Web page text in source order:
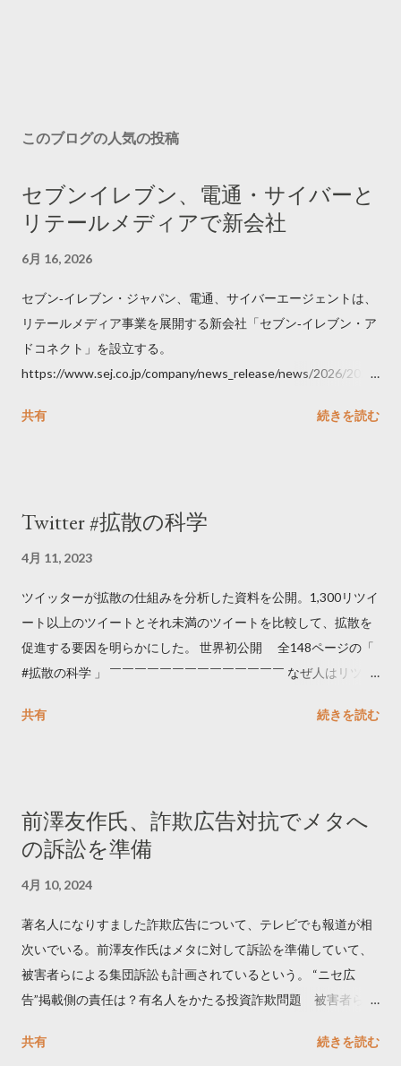
このブログの人気の投稿
セブンイレブン、電通・サイバーと
リテールメディアで新会社
6月 16, 2026
セブン‐イレブン・ジャパン、電通、サイバーエージェントは、
リテールメディア事業を展開する新会社「セブン‐イレブン・ア
ドコネクト」を設立する。
https://www.sej.co.jp/company/news_release/news/2026/2026
共有
続きを読む
Twitter #拡散の科学
4月 11, 2023
ツイッターが拡散の仕組みを分析した資料を公開。1,300リツイ
ート以上のツイートとそれ未満のツイートを比較して、拡散を
促進する要因を明らかにした。 世界初公開 全148ページの「
#拡散の科学 」 ￣￣￣￣￣￣￣￣￣￣￣￣￣￣ なぜ人はリツイ
学しました。 ー バズの目安は1300リツイート ー 人は16の熱量
トするのか？ https://marketing.twitter.com/ja/insights/kakusan
共有 続きを読む
前澤友作氏、詐欺広告対抗でメタへ
の訴訟を準備
4月 10, 2024
著名人になりすました詐欺広告について、テレビでも報道が相
次いでいる。前澤友作氏はメタに対して訴訟を準備していて、
被害者らによる集団訴訟も計画されているという。 “ニセ広
告”掲載側の責任は？有名人をかたる投資詐欺問題 被害者らが
https://newsdig.tbs.co.jp/articles/-/1091835 なぜなくならな
共有 続きを読む